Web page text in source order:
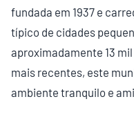
fundada em 1937 e
típico de cidades
aproximadamente 13
mais recentes, este
ambiente tranquilo e